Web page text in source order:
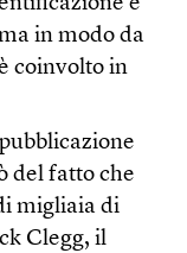
in modo da
coinvolto in
del fatto che
migliaia di
Clegg, il